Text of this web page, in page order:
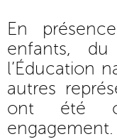
En
enfants,
l’Éducation
autres
ont été
engagement.